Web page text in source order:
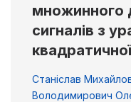
множинного
сигналів з
Станіслав
Володимирович